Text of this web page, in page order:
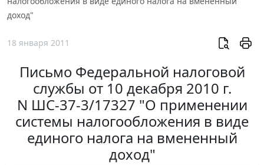
доход"
18 января 2011
Письмо Федеральной налоговой
службы от 10 декабря 2010 г.
N ШС-37-3/17327 "О применении
системы налогообложения в виде
единого налога на вмененный
доход"